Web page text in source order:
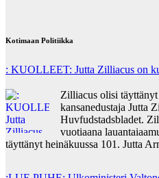
Kotimaan Politiikka
: KUOLLEET: Jutta Zilliacus on
Zilliacus olisi
kansanedustaja Jutta
Huvfudstadsbladet.
vuotiaana
täyttänyt heinäkuussa 101. Jutta